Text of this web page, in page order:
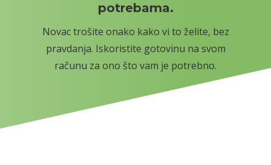
potrebama.
Novac trošite onako kako vi to želite, bez
pravdanja. Iskoristite gotovinu na svom
računu za ono što vam je potrebno.